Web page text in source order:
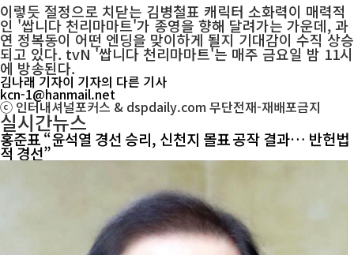
이렇듯 절정으로 치닫는 김병철표 캐릭터 소화력이 매력적
인 '쌉니다 천리마마트'가 종영을 향해 달려가는 가운데, 과
연 정복동이 어떤 엔딩을 맞이하게 될지 기대감이 수직 상승
되고 있다. tvN '쌉니다 천리마마트'는 매주 금요일 밤 11시
에 방송된다.
김나래 기자이 기자의 다른 기사
kcn-1@hanmail.net
ⓒ 인터내셔널포커스 & dspdaily.com 무단전재-재배포금지
실시간뉴스
홍준표 “윤석열 경선 승리, 신천지 몰표 공작 결과… 반헌법
적 경선”